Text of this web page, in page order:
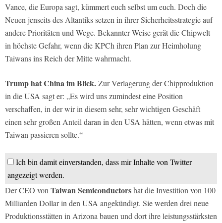
Vance, die Europa sagt, kümmert euch selbst um euch. Doch die
Neuen jenseits des Altantiks setzen in ihrer Sicherheitsstrategie auf
andere Prioritäten und Wege. Bekannter Weise gerät die Chipwelt
in höchste Gefahr, wenn die KPCh ihren Plan zur Heimholung
Taiwans ins Reich der Mitte wahrmacht.
Trump hat China im Blick.Zur Verlagerung der Chipproduktion
in die USA sagt er: „Es wird uns zumindest eine Position
verschaffen, in der wir in diesem sehr, sehr wichtigen Geschäft
einen sehr großen Anteil daran in den USA hätten, wenn etwas mit
Taiwan passieren sollte.“
Ich bin damit einverstanden, dass mir Inhalte von Twitter
angezeigt werden.
Der CEO vonTaiwan Semiconductorshat die Investition von 100
Milliarden Dollar in den USA angekündigt. Sie werden drei neue
Produktionsstätten in Arizona bauen und dort ihre leistungsstärksten